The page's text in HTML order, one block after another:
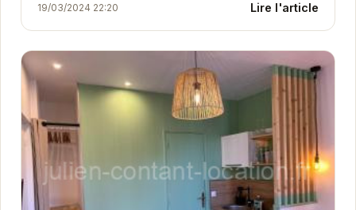
19/03/2024 22:20 Lire l'article